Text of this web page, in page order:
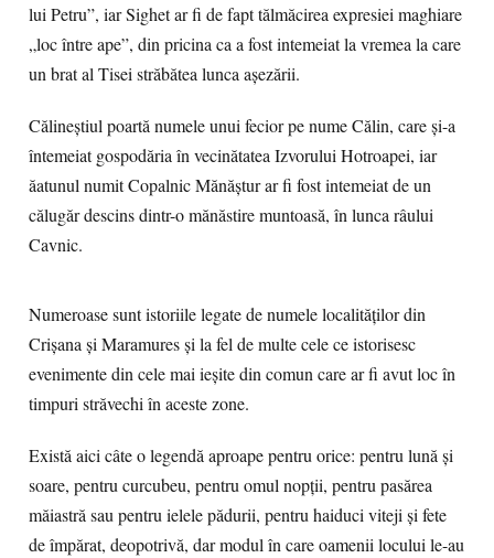
lui Petru”, iar Sighet ar fi de fapt tălmăcirea expresiei maghiare
„loc între ape”, din pricina ca a fost intemeiat la vremea la care
un brat al Tisei străbătea lunca aşezării.
Călineştiul poartă numele unui fecior pe nume Călin, care şi-a
întemeiat gospodăria în vecinătatea Izvorului Hotroapei, iar
ăatunul numit Copalnic Mănăştur ar fi fost intemeiat de un
călugăr descins dintr-o mănăstire muntoasă, în lunca râului
Cavnic.
Numeroase sunt istoriile legate de numele localităţilor din
Crişana şi Maramures şi la fel de multe cele ce istorisesc
evenimente din cele mai ieşite din comun care ar fi avut loc în
timpuri străvechi în aceste zone.
Există aici câte o legendă aproape pentru orice: pentru lună şi
soare, pentru curcubeu, pentru omul nopţii, pentru pasărea
măiastră sau pentru ielele pădurii, pentru haiduci viteji şi fete
de împărat, deopotrivă, dar modul în care oamenii locului le-au